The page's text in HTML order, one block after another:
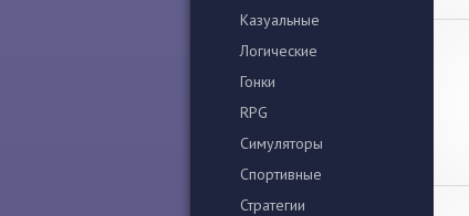
Казуальные
Логические
Гонки
RPG
Симуляторы
Спортивные
Стратегии